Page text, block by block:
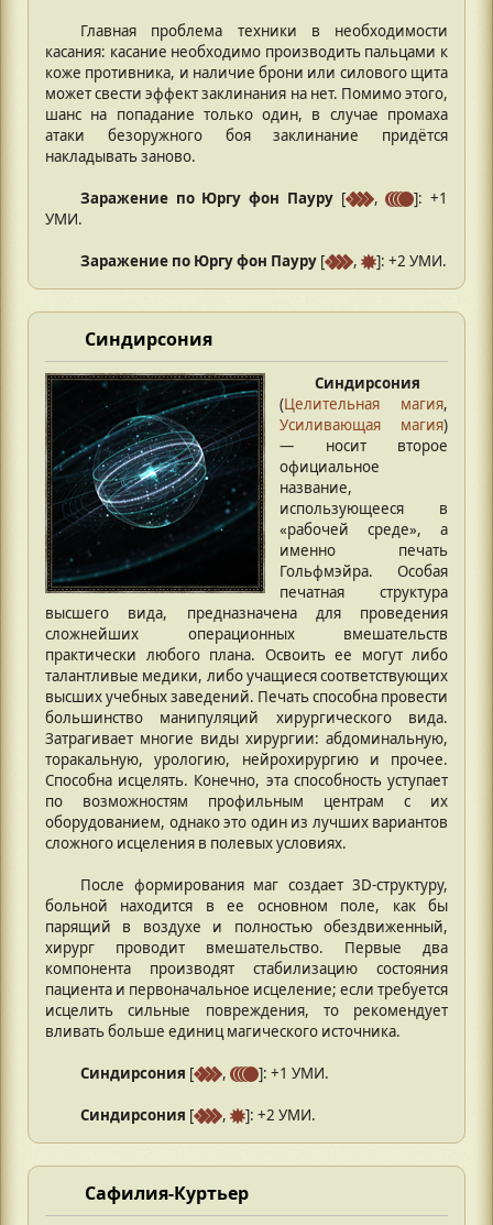
Главная проблема техники в необходимости
касания: касание необходимо производить пальцами к
коже противника, и наличие брони или силового щита
может свести эффект заклинания на нет. Помимо этого,
шанс на попадание только один, в случае промаха
атаки безоружного боя заклинание придётся
накладывать заново.
Заражение по Юргу фон Пауру[ ,
]: +1
УМИ.
Заражение по Юргу фон Пауру [ , ]: +2 УМИ.
Синдирсония
Синдирсония
(Целительная магия,
Усиливающая магия)
— носит второе
официальное
название,
использующееся в
«рабочей среде», а
именно печать
Гольфмэйра. Особая
печатная структура
высшего вида, предназначена для проведения
сложнейших операционных вмешательств
практически любого плана. Освоить ее могут либо
талантливые медики, либо учащиеся соответствующих
высших учебных заведений. Печать способна провести
большинство манипуляций хирургического вида.
Затрагивает многие виды хирургии: абдоминальную,
торакальную, урологию, нейрохирургию и прочее.
Способна исцелять. Конечно, эта способность уступает
по возможностям профильным центрам с их
оборудованием, однако это один из лучших вариантов
сложного исцеления в полевых условиях.
После формирования маг создает 3D-структуру,
больной находится в ее основном поле, как бы
парящий в воздухе и полностью обездвиженный,
хирург проводит вмешательство. Первые два
компонента производят стабилизацию состояния
пациента и первоначальное исцеление; если требуется
исцелить сильные повреждения, то рекомендует
вливать больше единиц магического источника.
Синдирсония [ , ]: +1 УМИ.
Синдирсония [ , ]: +2 УМИ.
Сафилия-Куртьер